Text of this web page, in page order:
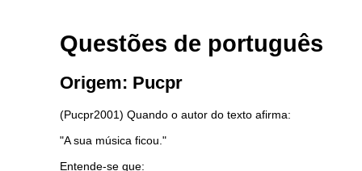
Questões de português
Origem: Pucpr
(Pucpr2001) Quando o autor do texto afirma:
"A sua música ficou."
Entende-se que: